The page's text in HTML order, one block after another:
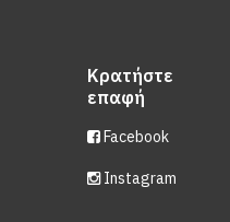
Κρατήστε
επαφή
Facebook
Instagram